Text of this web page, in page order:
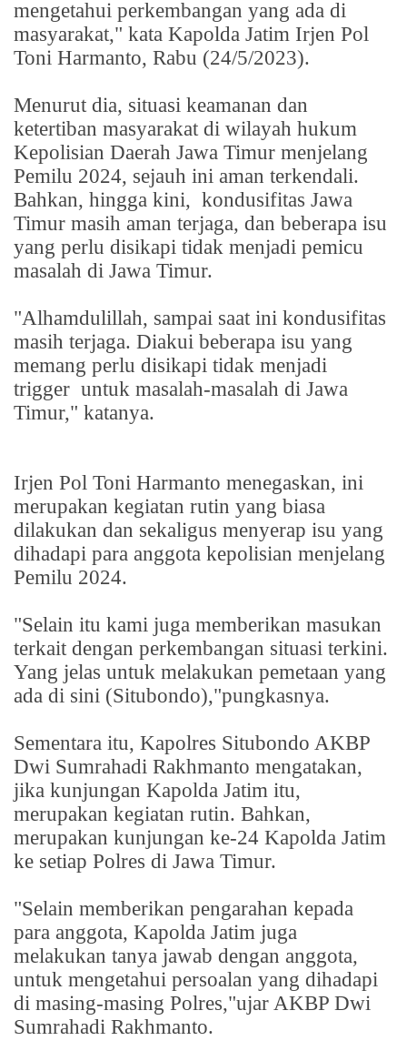
mengetahui perkembangan yang ada di
masyarakat," kata Kapolda Jatim Irjen Pol
Toni Harmanto, Rabu (24/5/2023).
Menurut dia, situasi keamanan dan
ketertiban masyarakat di wilayah hukum
Kepolisian Daerah Jawa Timur menjelang
Pemilu 2024, sejauh ini aman terkendali.
Bahkan, hingga kini, kondusifitas Jawa
Timur masih aman terjaga, dan beberapa isu
yang perlu disikapi tidak menjadi pemicu
masalah di Jawa Timur.
"Alhamdulillah, sampai saat ini kondusifitas
masih terjaga. Diakui beberapa isu yang
memang perlu disikapi tidak menjadi
trigger untuk masalah-masalah di Jawa
Timur," katanya.
Irjen Pol Toni Harmanto menegaskan, ini
merupakan kegiatan rutin yang biasa
dilakukan dan sekaligus menyerap isu yang
dihadapi para anggota kepolisian menjelang
Pemilu 2024.
"Selain itu kami juga memberikan masukan
terkait dengan perkembangan situasi terkini.
Yang jelas untuk melakukan pemetaan yang
ada di sini (Situbondo),"pungkasnya.
Sementara itu, Kapolres Situbondo AKBP
Dwi Sumrahadi Rakhmanto mengatakan,
jika kunjungan Kapolda Jatim itu,
merupakan kegiatan rutin. Bahkan,
merupakan kunjungan ke-24 Kapolda Jatim
ke setiap Polres di Jawa Timur.
"Selain memberikan pengarahan kepada
para anggota, Kapolda Jatim juga
melakukan tanya jawab dengan anggota,
untuk mengetahui persoalan yang dihadapi
di masing-masing Polres,"ujar AKBP Dwi
Sumrahadi Rakhmanto.